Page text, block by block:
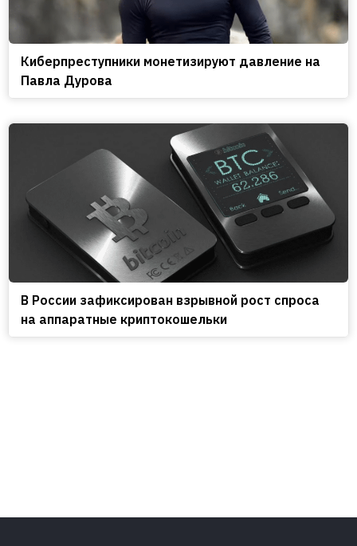
Киберпреступники монетизируют давление на
Павла Дурова
В России зафиксирован взрывной рост спроса
на аппаратные криптокошельки